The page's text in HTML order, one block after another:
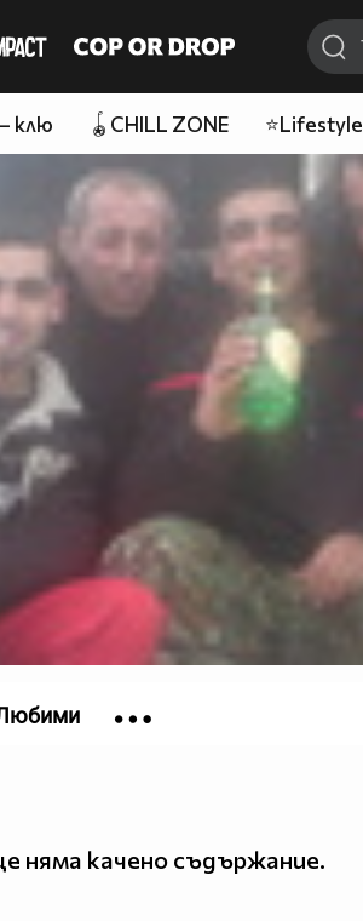
клю 🪀CHILL ZONE ⭐Lifestyle
няма качено съдържание.